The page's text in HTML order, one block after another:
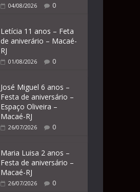
04/08/2026 0
Letícia 11 anos – Feta
de aniverário – Macaé-
RJ
01/08/2026 0
José Miguel 6 anos –
Festa de aniversário –
Espaço Oliveira –
Macaé-RJ
26/07/2026 0
Maria Luisa 2 anos –
Festa de aniversário –
Macaé-RJ
26/07/2026 0